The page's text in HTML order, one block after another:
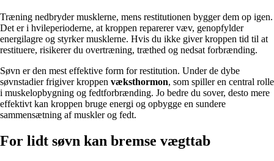
Træning nedbryder musklerne, mens restitutionen bygger dem op igen.
Det er i hvileperioderne, at kroppen reparerer væv, genopfylder
energilagre og styrker musklerne. Hvis du ikke giver kroppen tid til at
restituere, risikerer du overtræning, træthed og nedsat forbrænding.
Søvn er den mest effektive form for restitution. Under de dybe
søvnstadier frigiver kroppen væksthormon, som spiller en central rolle
i muskelopbygning og fedtforbrænding. Jo bedre du sover, desto mere
effektivt kan kroppen bruge energi og opbygge en sundere
sammensætning af muskler og fedt.
For lidt søvn kan bremse vægttab